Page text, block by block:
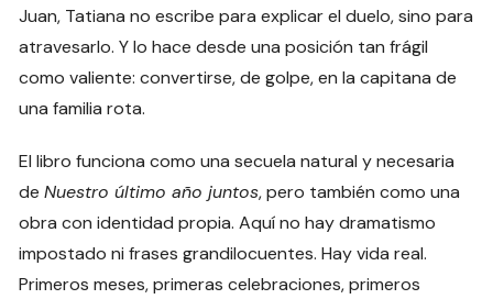
Juan, Tatiana no escribe para explicar el duelo, sino para
atravesarlo. Y lo hace desde una posición tan frágil
como valiente: convertirse, de golpe, en la capitana de
una familia rota.
El libro funciona como una secuela natural y necesaria
deNuestro último año juntos, pero también como una
obra con identidad propia. Aquí no hay dramatismo
impostado ni frases grandilocuentes. Hay vida real.
Primeros meses, primeras celebraciones, primeros